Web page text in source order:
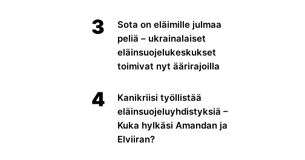
3
Sota on eläimille julmaa
peliä – ukrainalaiset
eläinsuojelukeskukset
toimivat nyt äärirajoilla
4
Kanikriisi työllistää
eläinsuojeluyhdistyksiä –
Kuka hylkäsi Amandan ja
Elviiran?